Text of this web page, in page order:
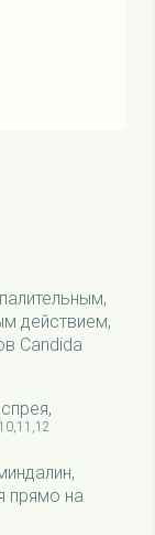
действием,
Candida
10,11,12
прямо на